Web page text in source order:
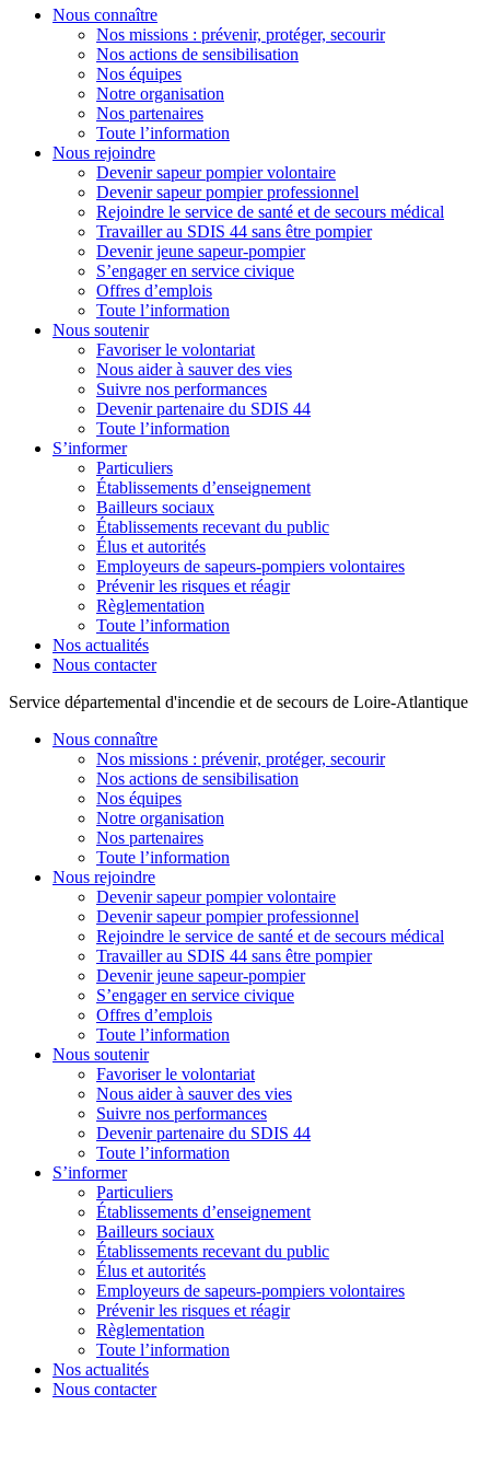
Nous connaître
Nos missions : prévenir, protéger, secourir
Nos actions de sensibilisation
Nos équipes
Notre organisation
Nos partenaires
Toute l’information
Nous rejoindre
Devenir sapeur pompier volontaire
Devenir sapeur pompier professionnel
Rejoindre le service de santé et de secours médical
Travailler au SDIS 44 sans être pompier
Devenir jeune sapeur-pompier
S’engager en service civique
Offres d’emplois
Toute l’information
Nous soutenir
Favoriser le volontariat
Nous aider à sauver des vies
Suivre nos performances
Devenir partenaire du SDIS 44
Toute l’information
S’informer
Particuliers
Établissements d’enseignement
Bailleurs sociaux
Établissements recevant du public
Élus et autorités
Employeurs de sapeurs-pompiers volontaires
Prévenir les risques et réagir
Règlementation
Toute l’information
Nos actualités
Nous contacter
Service départemental d'incendie et de secours de Loire-Atlantique
Nous connaître
Nos missions : prévenir, protéger, secourir
Nos actions de sensibilisation
Nos équipes
Notre organisation
Nos partenaires
Toute l’information
Nous rejoindre
Devenir sapeur pompier volontaire
Devenir sapeur pompier professionnel
Rejoindre le service de santé et de secours médical
Travailler au SDIS 44 sans être pompier
Devenir jeune sapeur-pompier
S’engager en service civique
Offres d’emplois
Toute l’information
Nous soutenir
Favoriser le volontariat
Nous aider à sauver des vies
Suivre nos performances
Devenir partenaire du SDIS 44
Toute l’information
S’informer
Particuliers
Établissements d’enseignement
Bailleurs sociaux
Établissements recevant du public
Élus et autorités
Employeurs de sapeurs-pompiers volontaires
Prévenir les risques et réagir
Règlementation
Toute l’information
Nos actualités
Nous contacter